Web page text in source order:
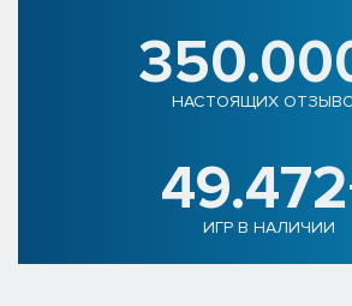
НАСТОЯЩИХ
ИГР В НАЛИЧИИ